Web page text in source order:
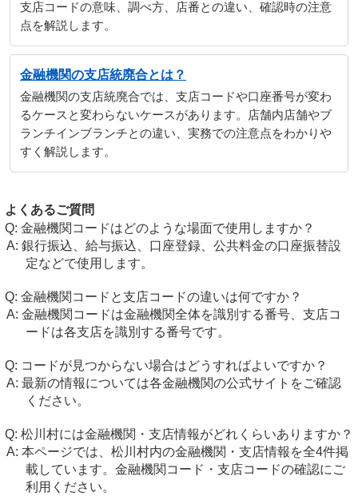
支店コードの意味、調べ方、店番との違い、確認時の注意
点を解説します。
金融機関の支店統廃合とは？
金融機関の支店統廃合では、支店コードや口座番号が変わ
るケースと変わらないケースがあります。店舗内店舗やブ
ランチインブランチとの違い、実務での注意点をわかりや
すく解説します。
よくあるご質問
金融機関コードはどのような場面で使用しますか？
銀行振込、給与振込、口座登録、公共料金の口座振替設
定などで使用します。
金融機関コードと支店コードの違いは何ですか？
金融機関コードは金融機関全体を識別する番号、支店コ
ードは各支店を識別する番号です。
コードが見つからない場合はどうすればよいですか？
最新の情報については各金融機関の公式サイトをご確認
ください。
松川村には金融機関・支店情報がどれくらいありますか？
本ページでは、松川村内の金融機関・支店情報を全4件掲
載しています。金融機関コード・支店コードの確認にご
利用ください。